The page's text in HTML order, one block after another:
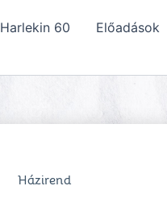
Harlekin 60 Előadások
Házirend